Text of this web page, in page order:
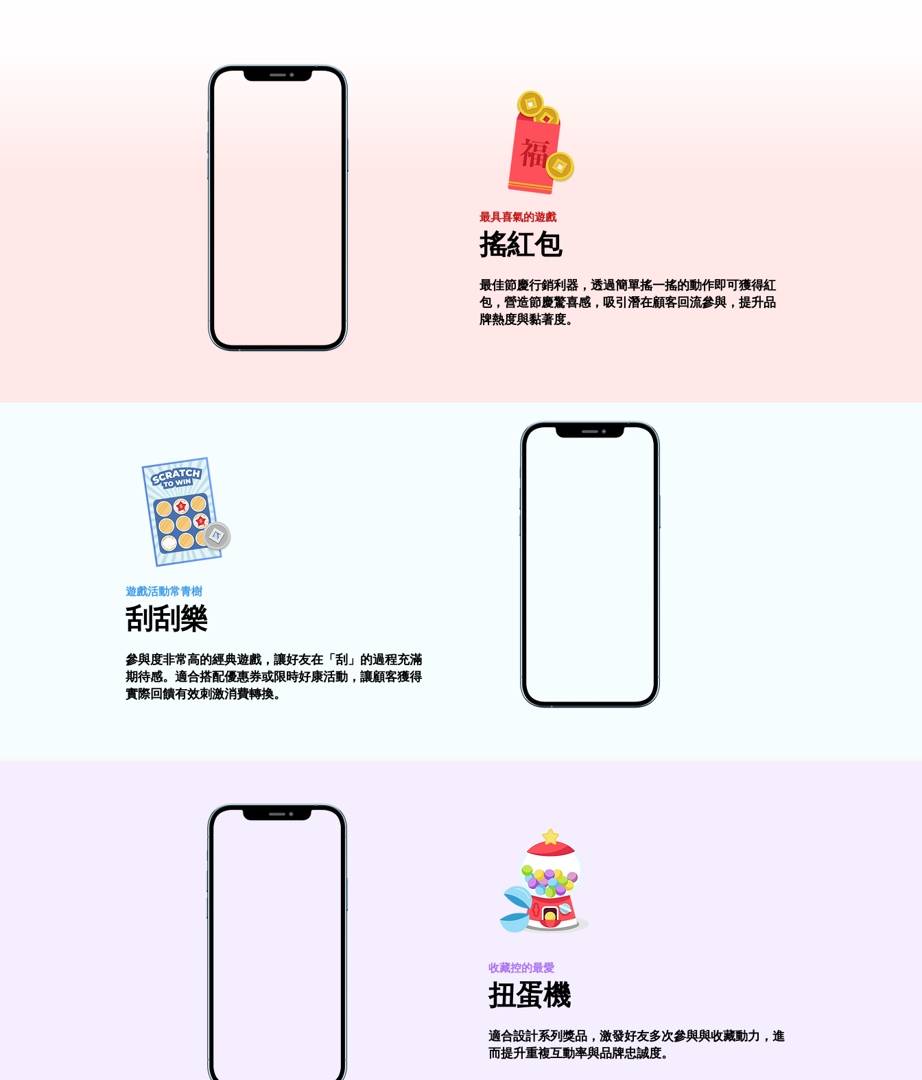
最具喜氣的遊戲
搖紅包
最佳節慶行銷利器，透過簡單搖一搖的動作即可獲得紅
包，營造節慶驚喜感，吸引潛在顧客回流參與，提升品
牌熱度與黏著度。
遊戲活動常青樹
刮刮樂
參與度非常高的經典遊戲，讓好友在「刮」的過程充滿
期待感。適合搭配優惠券或限時好康活動，讓顧客獲得
實際回饋有效刺激消費轉換。
收藏控的最愛
扭蛋機
適合設計系列獎品，激發好友多次參與與收藏動力，進
而提升重複互動率與品牌忠誠度。